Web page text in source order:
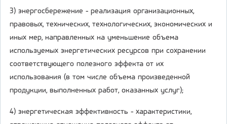
3) энергосбережение - реализация организационных,
правовых, технических, технологических, экономических и
иных мер, направленных на уменьшение объема
используемых энергетических ресурсов при сохранении
соответствующего полезного эффекта от их
использования (в том числе объема произведенной
продукции, выполненных работ, оказанных услуг);
4) энергетическая эффективность - характеристики,